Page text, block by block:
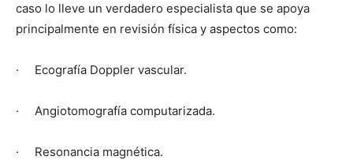
caso lo lleve un verdadero especialista que se apoya
principalmente en revisión física y aspectos como:
· Ecografía Doppler vascular.
· Angiotomografía computarizada.
· Resonancia magnética.